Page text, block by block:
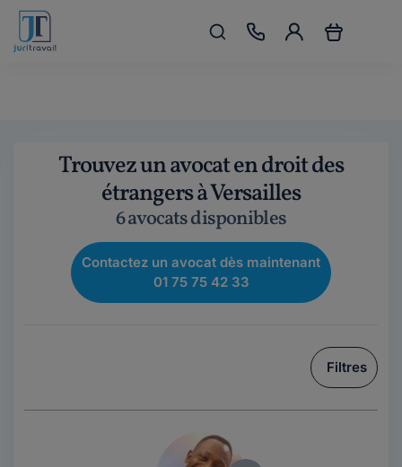
Trouvez un avocat en droit des
étrangers à Versailles
6 avocats disponibles
Contactez un avocat dès maintenant
01 75 75 42 33
Filtres